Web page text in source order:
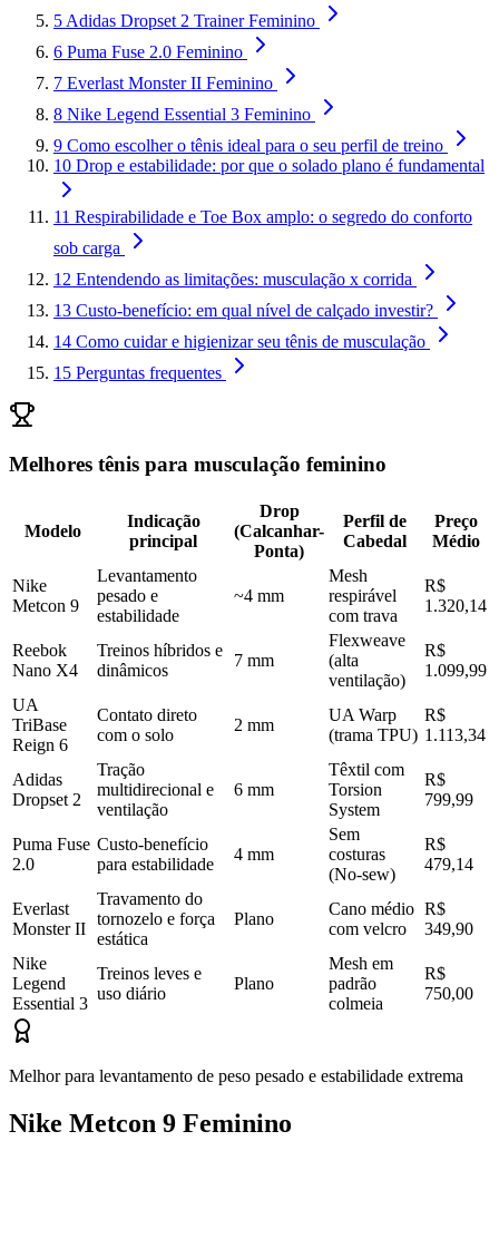
5 Adidas Dropset 2 Trainer Feminino
6 Puma Fuse 2.0 Feminino
7 Everlast Monster II Feminino
8 Nike Legend Essential 3 Feminino
9 Como escolher o tênis ideal para o seu perfil de treino
10 Drop e estabilidade: por que o solado plano é fundamental
11 Respirabilidade e Toe Box amplo: o segredo do conforto
sob carga
12 Entendendo as limitações: musculação x corrida
13 Custo-benefício: em qual nível de calçado investir?
14 Como cuidar e higienizar seu tênis de musculação
15 Perguntas frequentes
Melhores tênis para musculação feminino
Modelo
Indicação
principal
Drop
(Calcanhar-
Ponta)
Perfil de
Cabedal
Preço
Médio
Nike
Metcon 9
Levantamento
pesado e
estabilidade
~4 mm
Mesh
respirável
com trava
R$
1.320,14
Reebok
Nano X4
Treinos híbridos e
dinâmicos
7 mm
Flexweave
(alta
ventilação)
R$
1.099,99
UA
TriBase
Reign 6
Contato direto
com o solo
2 mm
UA Warp
(trama TPU)
R$
1.113,34
Adidas
Dropset 2
Tração
multidirecional e
ventilação
6 mm
Têxtil com
Torsion
System
R$
799,99
Puma Fuse
2.0
Custo-benefício
para estabilidade
4 mm
Sem
costuras
(No-sew)
R$
479,14
Everlast
Monster II
Travamento do
tornozelo e força
estática
Plano
Cano médio
com velcro
R$
349,90
Nike
Legend
Essential 3
Treinos leves e
uso diário
Plano
Mesh em
padrão
colmeia
R$
750,00
Melhor para levantamento de peso pesado e estabilidade extrema
Nike Metcon 9 Feminino